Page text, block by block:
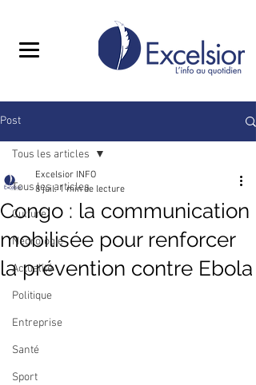
Post
Tous les articles
Culture
Nécrologie
Actualité
Politique
Entreprise
Santé
Sport
Tous les articles
Congo : la communication
mobilisée pour renforcer
la prévention contre Ebola
Excelsior INFO
8 juil. 1 min de lecture